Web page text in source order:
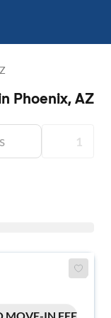
Phoenix, AZ
1
MOVE-IN FEE